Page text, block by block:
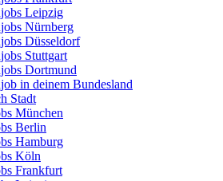
Leipzig
Nürnberg
Düsseldorf
Stuttgart
Dortmund
in deinem Bundesland
Stadt
München
Berlin
Hamburg
Köln
Frankfurt